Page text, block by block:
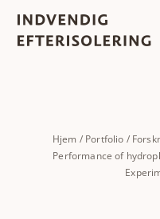
Skip
Hjem / Portfolio /
Performance of